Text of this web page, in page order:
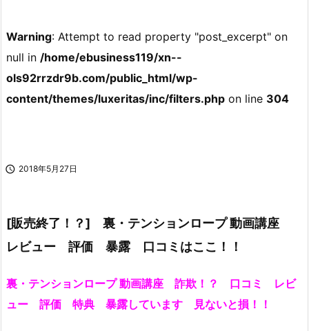
Warning: Attempt to read property "post_excerpt" on
null in /home/ebusiness119/xn--
ols92rrzdr9b.com/public_html/wp-
content/themes/luxeritas/inc/filters.php on line 304
 2018年5月27日
[販売終了！？] 裏・テンションロープ 動画講座
レビュー 評価 暴露 口コミはここ！！
裏・テンションロープ 動画講座 詐欺！？ 口コミ レビ
ュー 評価 特典 暴露しています 見ないと損！！